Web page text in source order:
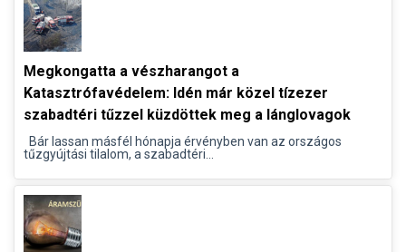
Megkongatta a vészharangot a
Katasztrófavédelem: Idén már közel tízezer
szabadtéri tűzzel küzdöttek meg a lánglovagok
Bár lassan másfél hónapja érvényben van az országos
tűzgyújtási tilalom, a szabadtéri...